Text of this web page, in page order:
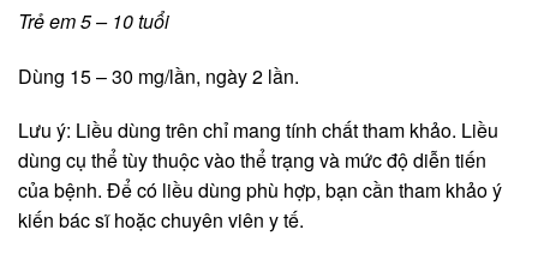
Trẻ em 5 – 10 tuổi
Dùng 15 – 30 mg/lần, ngày 2 lần.
Lưu ý: Liều dùng trên chỉ mang tính chất tham khảo. Liều
dùng cụ thể tùy thuộc vào thể trạng và mức độ diễn tiến
của bệnh. Để có liều dùng phù hợp, bạn cần tham khảo ý
kiến bác sĩ hoặc chuyên viên y tế.